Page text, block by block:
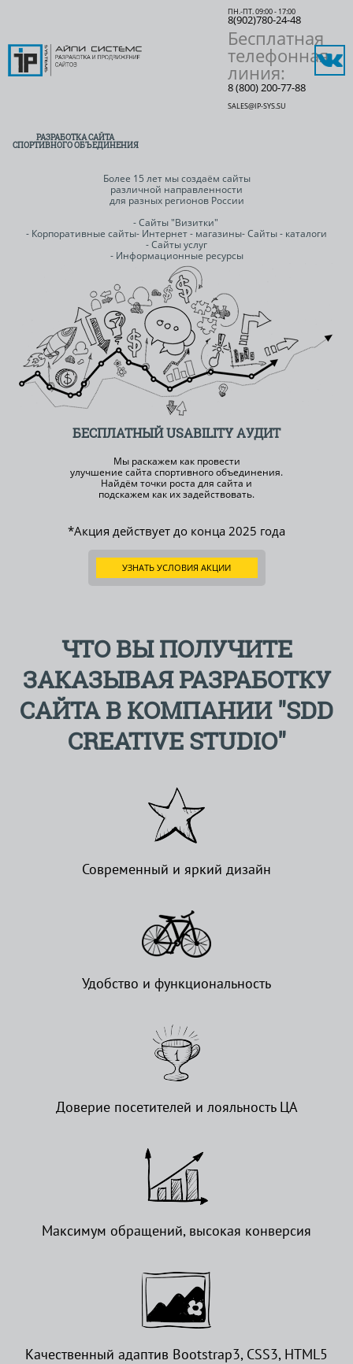
ПН.-ПТ. 09:00 - 17:00
8(902)780-24-48
Бесплатная
телефонная
линия:
8 (800) 200-77-88
SALES@IP-SYS.SU
РАЗРАБОТКА САЙТА
СПОРТИВНОГО ОБЪЕДИНЕНИЯ
Более 15 лет мы создаём сайты
различной направленности
для разных регионов России
- Сайты "Визитки"
- Корпоративные сайты- Интернет - магазины- Сайты - каталоги
- Сайты услуг
- Информационные ресурсы
БЕСПЛАТНЫЙUSABILITY АУДИТ
Мы раскажем как провести
улучшение сайта спортивного объединения.
Найдём точки роста для сайта и
подскажем как их задействовать.
*Акция действует до конца 2025 года
УЗНАТЬ УСЛОВИЯ АКЦИИ
ЧТО ВЫ ПОЛУЧИТЕ
ЗАКАЗЫВАЯ РАЗРАБОТКУ
САЙТА В КОМПАНИИ "SDD
CREATIVE STUDIO"
Современный и яркий дизайн
Удобство и функциональность
Доверие посетителей и лояльность ЦА
Максимум обращений, высокая конверсия
Качественный адаптив Bootstrap3, CSS3, HTML5